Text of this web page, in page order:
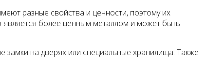
разные свойства и ценности, поэтому их
является более ценным металлом и может быть
замки на дверях или специальные хранилища. Также